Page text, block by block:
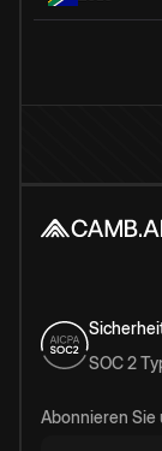
SOC 2
Abonnieren